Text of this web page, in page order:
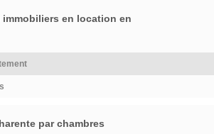
compte […] Voir l’annonce
location idéale sur
durée de votre recherche.
immobiliers en location en
par chambres